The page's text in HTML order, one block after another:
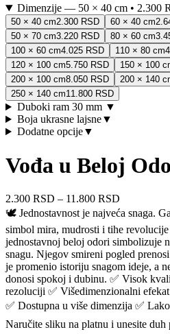
Dimenzije — 50 × 40 cm• 2.300
50 × 40 cm2.300 RSD 60 × 40 cm
50 × 70 cm3.220 RSD 80 × 60 cm
100 × 60 cm4.025 RSD 110 × 80 cm
120 × 100 cm5.750 RSD 150 × 100
200 × 100 cm8.050 RSD 200 × 140
250 × 140 cm11.800 RSD
Duboki ram 30 mm ▼
Boja ukrasne lajsne▼
Dodatne opcije▼
Vođa u Beloj
2.300 RSD – 11.800 RSD
🕊️ Jednostavnost je najveća snaga.
simbol mira, mudrosti i tihe
jednostavnoj beloj odori simbolizuje
snagu. Njegov smireni pogled
je promenio istoriju snagom ideje, a
donosi spokoj i dubinu. ✅ Visok
rezoluciji ✅ Višedimenzionalni
✅ Dostupna u više dimenzija ✅
Naručite sliku na platnu i unesite